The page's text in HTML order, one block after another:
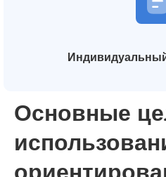
Основные